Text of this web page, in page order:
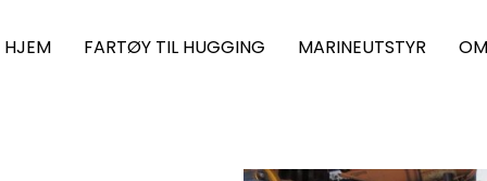
HJEM FARTØY TIL HUGGING MARINEUTSTYR